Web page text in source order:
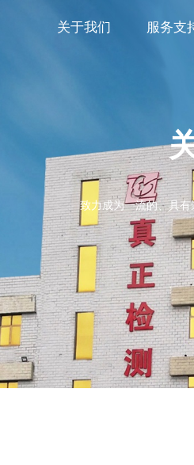
关于我们 服务支
致力成为一流的、具